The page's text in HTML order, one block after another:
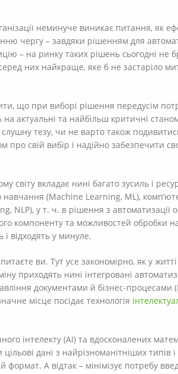
неминуче виникає питання, як
чергу – завдяки рішенням для
– на ринку таких рішень сьогодні не
них найкраще, яке б не застаріло
що при виборі рішення передусім
на актуальні та найбільш критичні
тезу, чи не варто також
свій вибір і надійно забезпечити
світу вкладає нині багато зусиль і
(Machine Learning, ML),
NLP), у т. ч. в рішення з автоматизації
компоненту та можливостей обробки
відходять у минуле.
ви. Тут усе закономірно, як у
приходять нині інтегровані
документами й бізнес-
місце посідає технологія
інтелекту (AI) та вдосконалених
дані з найрізноманітніших типів
формат. А відтак – мінімізує потребу